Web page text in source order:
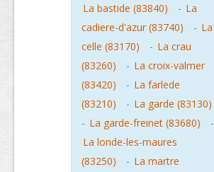
La bastide (83840)
- La
cadiere-d'azur (83740)
- La
celle (83170)
- La crau
(83260)
- La croix-valmer
(83420)
- La farlede
(83210)
- La garde (83130)
- La garde-freinet (83680)
-
La londe-les-maures
(83250)
- La martre